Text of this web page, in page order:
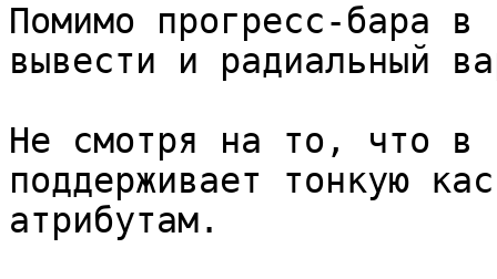
Помимо прогресс-бара
вывести и радиальный
Не смотря на то, что в
поддерживает тонкую
атрибутам.